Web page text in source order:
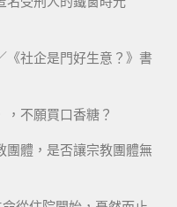
《社企是門好生意？》書
，不願買口香糖？
團體，是否讓宗教團體無